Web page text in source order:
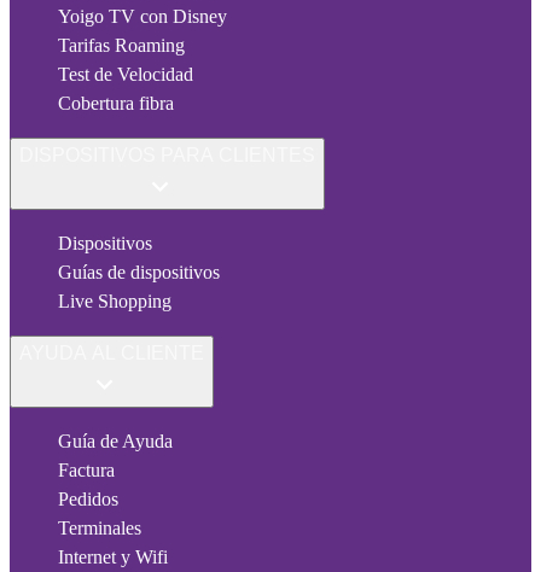
Yoigo TV con Disney
Tarifas Roaming
Test de Velocidad
Cobertura fibra
Dispositivos
Guías de dispositivos
Live Shopping
Guía de Ayuda
Factura
Pedidos
Terminales
Internet y Wifi